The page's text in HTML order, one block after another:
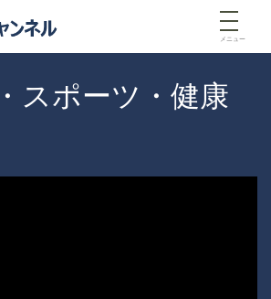
メニュー
スポーツ・健康